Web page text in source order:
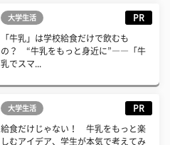
大学生活 PR
「牛乳」は学校給食だけで飲むも
の？ “牛乳をもっと身近に”――「牛
乳でスマ...
大学生活 PR
給食だけじゃない！ 牛乳をもっと楽
しむアイデア、学生が本気で考えてみ